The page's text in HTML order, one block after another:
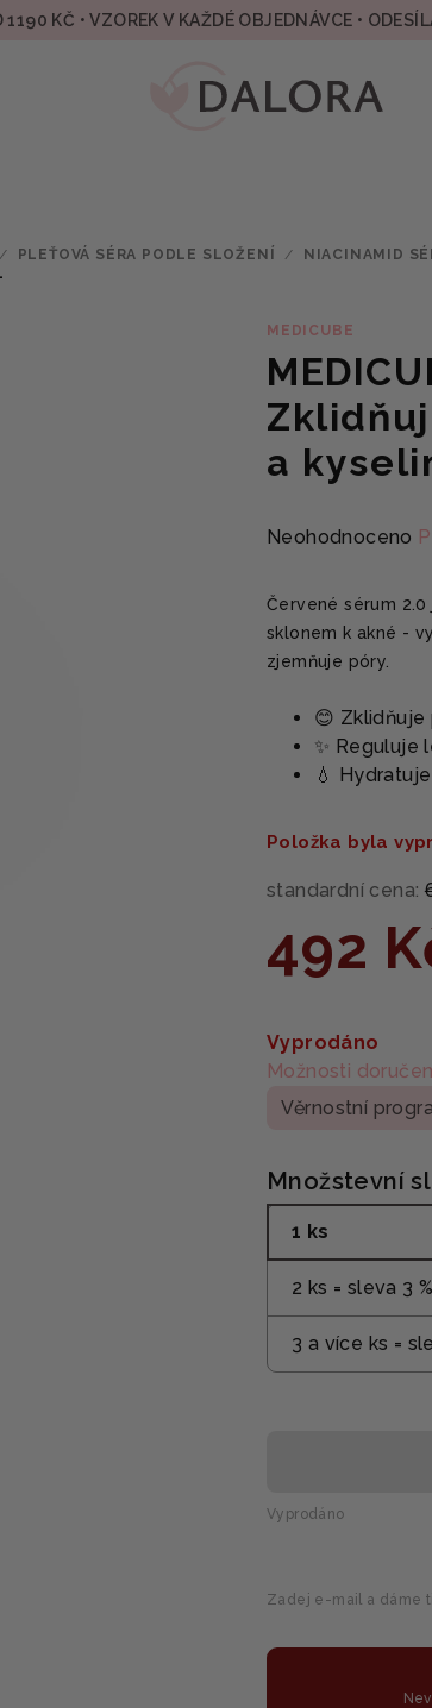
1190 KČ • VZOREK V KAŽDÉ OBJEDNÁVCE •
/ PLEŤOVÁ SÉRA PODLE SLOŽENÍ / NIACINAMID
MEDICUBE
a
Průměrné
produktu
je
0,0
hvězdiček.
Neohodnoceno
Červené sérum
sklonem k akné -
zjemňuje póry.
😊 Zklidňuje
✨ Reguluje
💧
Položka byla
standardní cena:
492
cena:
Vyprodáno
Možnosti
Věrnostní
Množstevní
1 ks
2 ks = sleva 3 %
3 a více ks =
Vyprodáno
Zadej e-mail a dáme